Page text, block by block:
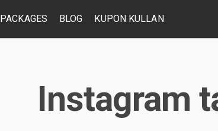
PACKAGES BLOG KUPON KULLAN
Instagram